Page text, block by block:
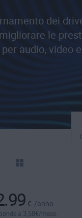
dei
le
audio, video
€ /anno
a 3 ,58 €/mese.